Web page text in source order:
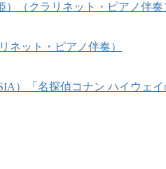
（クラリネット・ピアノ伴奏
ネット・ピアノ伴奏）
）「名探偵コナン ハイウェ